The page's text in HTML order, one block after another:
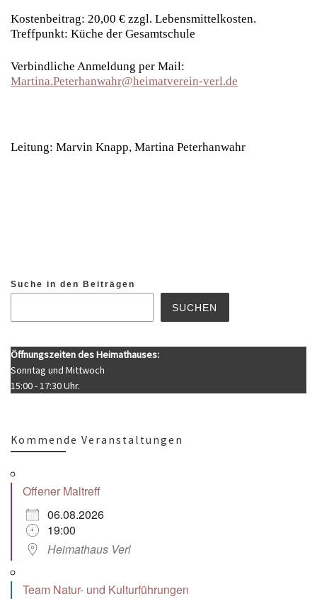
Kostenbeitrag: 20,00 € zzgl. Lebensmittelkosten.
Treffpunkt: Küche der Gesamtschule
Verbindliche Anmeldung per Mail:
Martina.Peterhanwahr@heimatverein-verl.de
Leitung: Marvin Knapp, Martina Peterhanwahr
Suche in den Beiträgen
SUCHEN
Öffnungszeiten des Heimathauses:
Sonntag und Mittwoch
15:00 - 17:30 Uhr.
Kommende Veranstaltungen
Offener Maltreff
06.08.2026
19:00
Heimathaus Verl
Team Natur- und Kulturführungen